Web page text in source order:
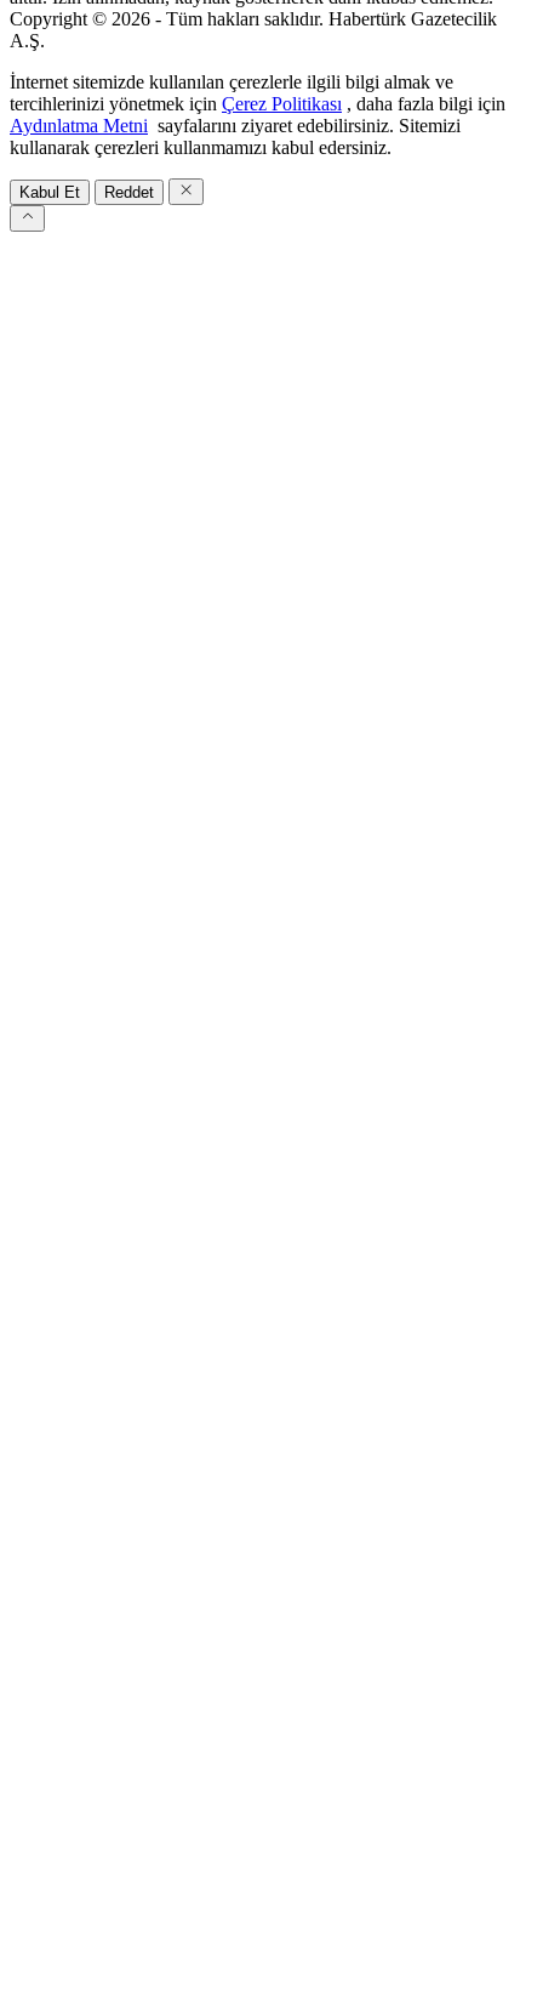
Copyright © 2026 - Tüm hakları saklıdır. Habertürk Gazetecilik
A.Ş.
İnternet sitemizde kullanılan çerezlerle ilgili bilgi almak ve
tercihlerinizi yönetmek için Çerez Politikası , daha fazla bilgi için
Aydınlatma Metni sayfalarını ziyaret edebilirsiniz. Sitemizi
kullanarak çerezleri kullanmamızı kabul edersiniz.
Kabul Et Reddet